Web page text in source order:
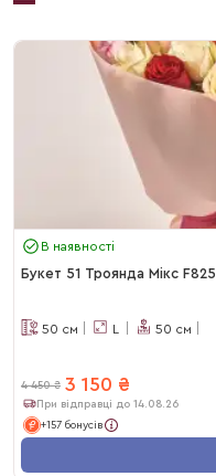
В наявності
Букет 51 Троянда Мікс F825
50 см L 50 см
4 450 ₴ 3 150 ₴
При відправці до 14.08.26
+157 бонусів